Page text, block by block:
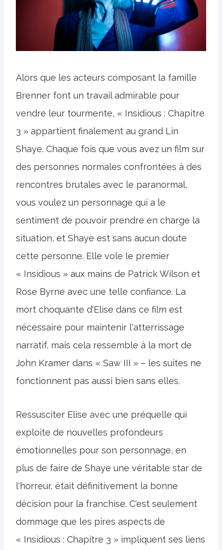
Alors que les acteurs composant la famille
Brenner font un travail admirable pour
vendre leur tourmente, « Insidious : Chapitre
3 » appartient finalement au grand Lin
Shaye. Chaque fois que vous avez un film sur
des personnes normales confrontées à des
rencontres brutales avec le paranormal,
vous voulez un personnage qui a le
sentiment de pouvoir prendre en charge la
situation, et Shaye est sans aucun doute
cette personne. Elle vole le premier
« Insidious » aux mains de Patrick Wilson et
Rose Byrne avec une telle confiance. La
mort choquante d'Elise dans ce film est
nécessaire pour maintenir l'atterrissage
narratif, mais cela ressemble à la mort de
John Kramer dans « Saw III » – les suites ne
fonctionnent pas aussi bien sans elles.
Ressusciter Elise avec une préquelle qui
exploite de nouvelles profondeurs
émotionnelles pour son personnage, en
plus de faire de Shaye une véritable star de
l'horreur, était définitivement la bonne
décision pour la franchise. C'est seulement
dommage que les pires aspects de
« Insidious : Chapitre 3 » impliquent ses liens